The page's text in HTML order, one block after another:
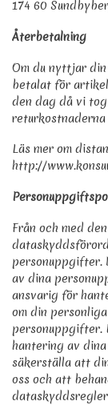
174 60
Återbetalning
Om du nyttjar
betalat för
den dag då vi
Läs mer om
http://
Från och med
personuppgifter.
av dina
ansvarig för
om din
personuppgifter.
hantering av
säkerställa att
oss och att